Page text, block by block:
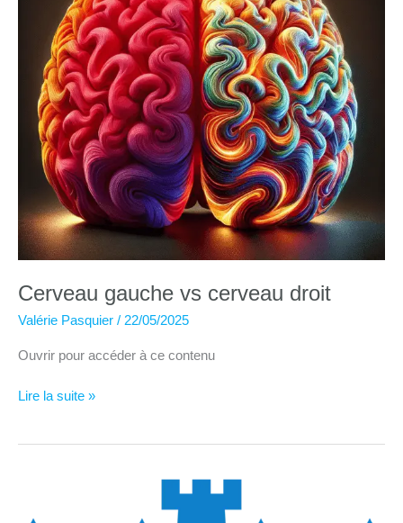
Cerveau gauche vs cerveau droit
Valérie Pasquier / 22/05/2025
Ouvrir pour accéder à ce contenu
Cerveau
Lire la suite »